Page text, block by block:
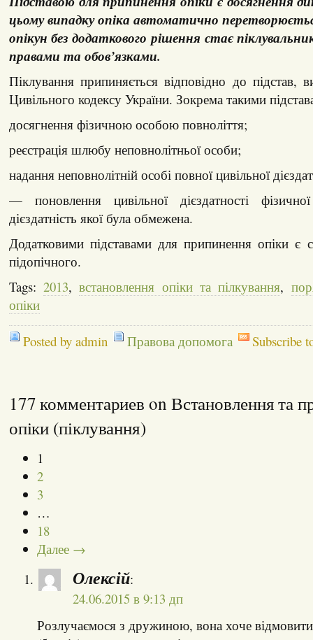
цьому випадку опіка автоматично
опікун без додаткового рішення стає
правами та обов’язками.
Піклування припиняється відповідно до підстав,
Цивільного кодексу України. Зокрема такими
досягнення фізичною особою повноліття;
реєстрація шлюбу неповнолітньої особи;
надання неповнолітній особі повної цивільної
— поновлення цивільної дієздатності
дієздатність якої була обмежена.
Додатковими підставами для припинення опіки є
підопічного.
Tags:2013,встановлення опіки та пілкування,
опіки
Posted by admin Правова допомога Subscribe
177 комментариев on Встановлення та
опіки (піклування)
1
2
3
…
18
Далее →
Олексій:
24.06.2015 в 9:13 дп
Розлучаємося з дружиною, вона хоче